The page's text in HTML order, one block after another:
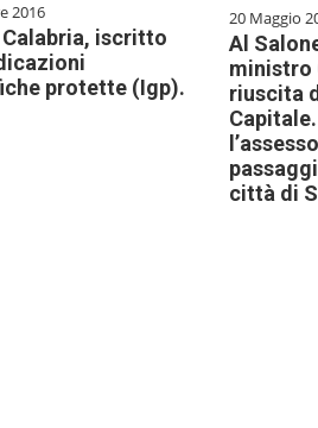
2016
Calabria, iscritto
protette (Igp).
20 Maggio
Al
ministro
riuscita
città di